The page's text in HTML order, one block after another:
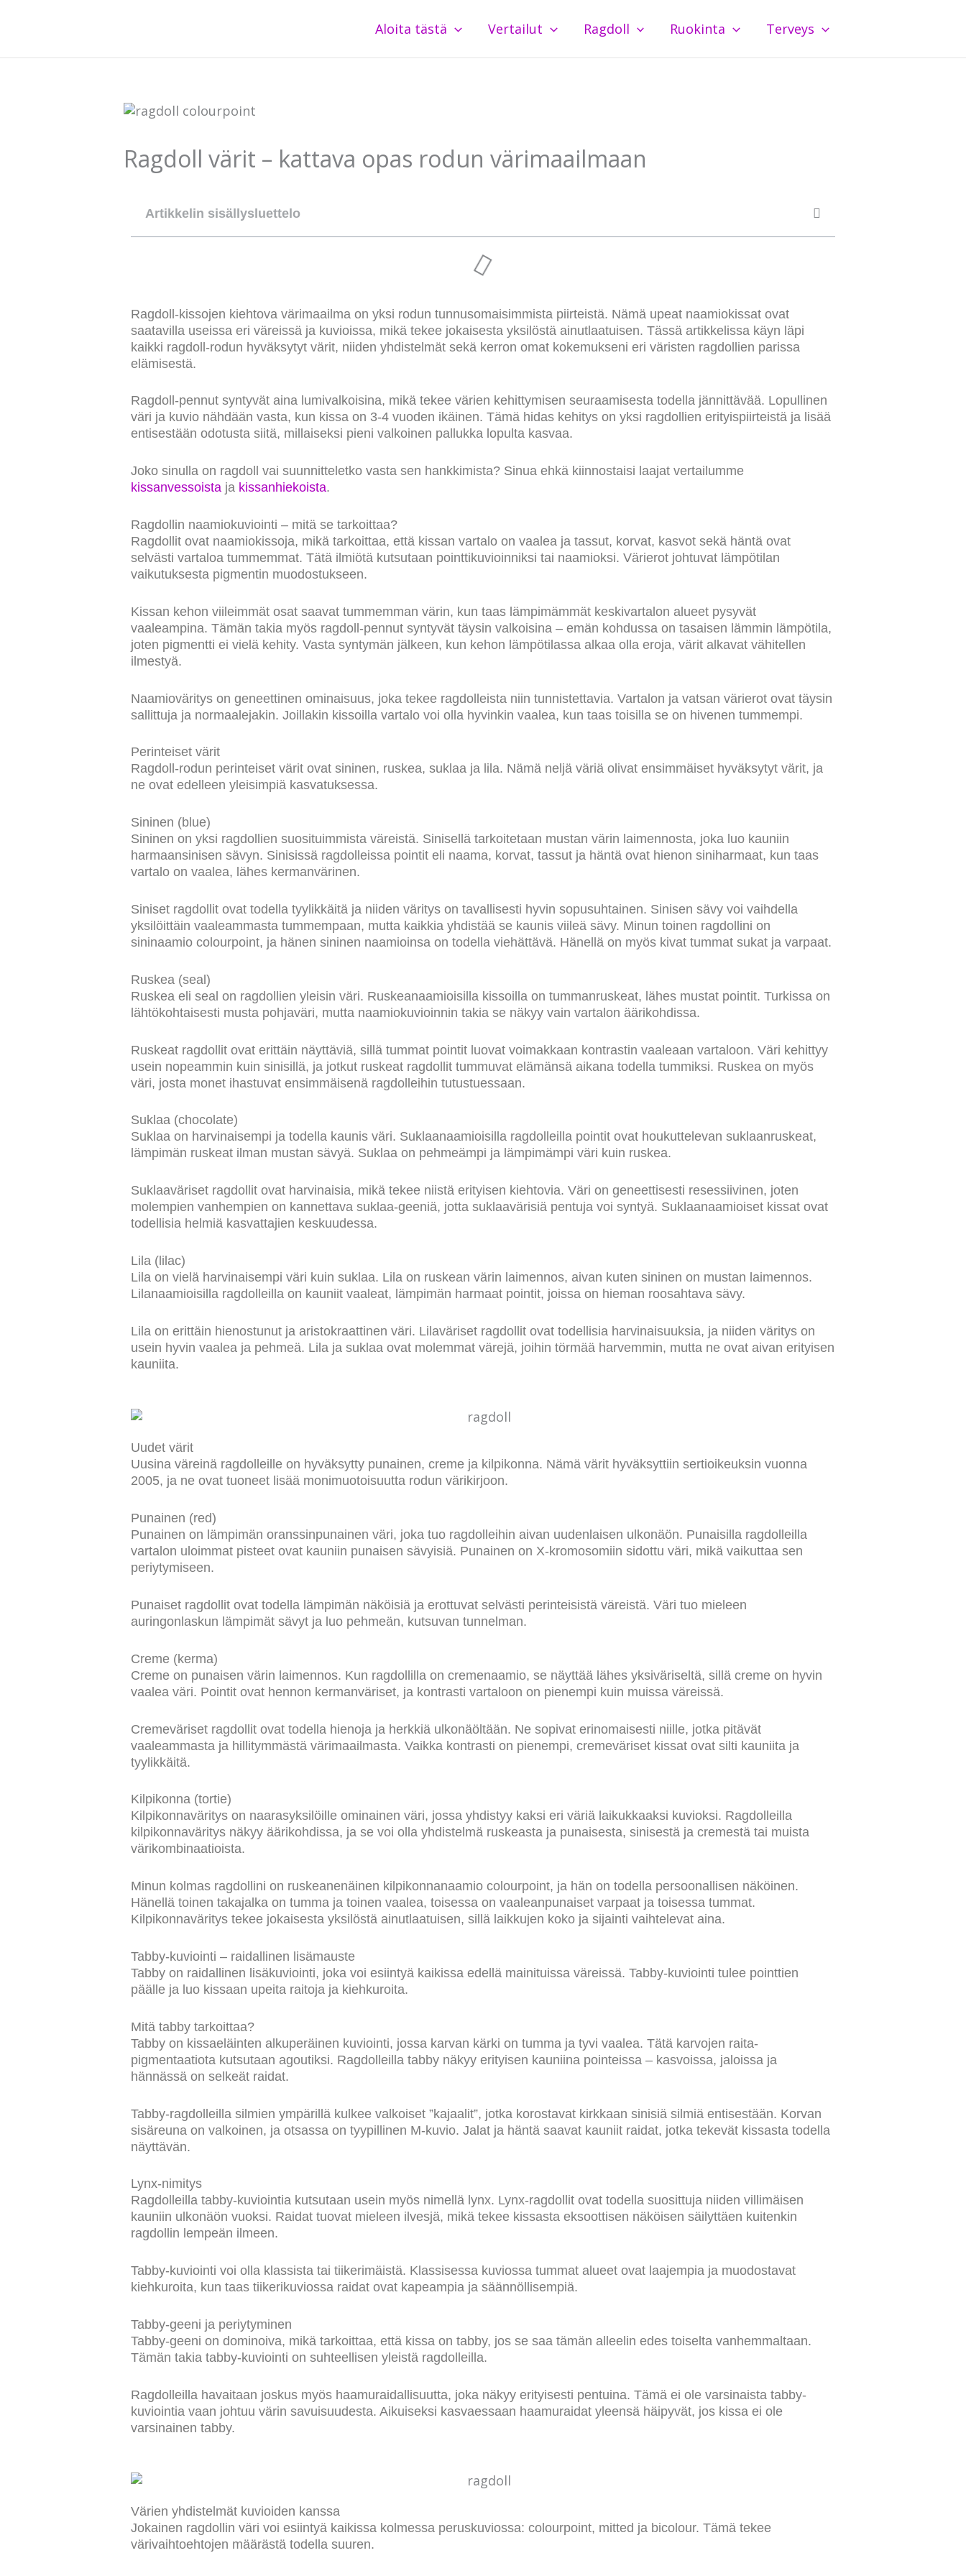
Aloita tästä Vertailut Ragdoll Ruokinta Terveys
Ragdoll värit – kattava opas rodun värimaailmaan
Artikkelin sisällysluettelo
Ragdoll-kissojen kiehtova värimaailma on yksi rodun tunnusomaisimmista piirteistä. Nämä upeat naamiokissat ovat
saatavilla useissa eri väreissä ja kuvioissa, mikä tekee jokaisesta yksilöstä ainutlaatuisen. Tässä artikkelissa käyn läpi
kaikki ragdoll-rodun hyväksytyt värit, niiden yhdistelmät sekä kerron omat kokemukseni eri väristen ragdollien parissa
elämisestä.
Ragdoll-pennut syntyvät aina lumivalkoisina, mikä tekee värien kehittymisen seuraamisesta todella jännittävää. Lopullinen
väri ja kuvio nähdään vasta, kun kissa on 3-4 vuoden ikäinen. Tämä hidas kehitys on yksi ragdollien erityispiirteistä ja lisää
entisestään odotusta siitä, millaiseksi pieni valkoinen pallukka lopulta kasvaa.
Joko sinulla on ragdoll vai suunnitteletko vasta sen hankkimista? Sinua ehkä kiinnostaisi laajat vertailumme
kissanvessoista ja kissanhiekoista.
Ragdollin naamiokuviointi – mitä se tarkoittaa?
Ragdollit ovat naamiokissoja, mikä tarkoittaa, että kissan vartalo on vaalea ja tassut, korvat, kasvot sekä häntä ovat
selvästi vartaloa tummemmat. Tätä ilmiötä kutsutaan pointtikuvioinniksi tai naamioksi. Värierot johtuvat lämpötilan
vaikutuksesta pigmentin muodostukseen.
Kissan kehon viileimmät osat saavat tummemman värin, kun taas lämpimämmät keskivartalon alueet pysyvät
vaaleampina. Tämän takia myös ragdoll-pennut syntyvät täysin valkoisina – emän kohdussa on tasaisen lämmin lämpötila,
joten pigmentti ei vielä kehity. Vasta syntymän jälkeen, kun kehon lämpötilassa alkaa olla eroja, värit alkavat vähitellen
ilmestyä.
Naamioväritys on geneettinen ominaisuus, joka tekee ragdolleista niin tunnistettavia. Vartalon ja vatsan värierot ovat täysin
sallittuja ja normaalejakin. Joillakin kissoilla vartalo voi olla hyvinkin vaalea, kun taas toisilla se on hivenen tummempi.
Perinteiset värit
Ragdoll-rodun perinteiset värit ovat sininen, ruskea, suklaa ja lila. Nämä neljä väriä olivat ensimmäiset hyväksytyt värit, ja
ne ovat edelleen yleisimpiä kasvatuksessa.
Sininen (blue)
Sininen on yksi ragdollien suosituimmista väreistä. Sinisellä tarkoitetaan mustan värin laimennosta, joka luo kauniin
harmaansinisen sävyn. Sinisissä ragdolleissa pointit eli naama, korvat, tassut ja häntä ovat hienon siniharmaat, kun taas
vartalo on vaalea, lähes kermanvärinen.
Siniset ragdollit ovat todella tyylikkäitä ja niiden väritys on tavallisesti hyvin sopusuhtainen. Sinisen sävy voi vaihdella
yksilöittäin vaaleammasta tummempaan, mutta kaikkia yhdistää se kaunis viileä sävy. Minun toinen ragdollini on
sininaamio colourpoint, ja hänen sininen naamioinsa on todella viehättävä. Hänellä on myös kivat tummat sukat ja varpaat.
Ruskea (seal)
Ruskea eli seal on ragdollien yleisin väri. Ruskeanaamioisilla kissoilla on tummanruskeat, lähes mustat pointit. Turkissa on
lähtökohtaisesti musta pohjaväri, mutta naamiokuvioinnin takia se näkyy vain vartalon äärikohdissa.
Ruskeat ragdollit ovat erittäin näyttäviä, sillä tummat pointit luovat voimakkaan kontrastin vaaleaan vartaloon. Väri kehittyy
usein nopeammin kuin sinisillä, ja jotkut ruskeat ragdollit tummuvat elämänsä aikana todella tummiksi. Ruskea on myös
väri, josta monet ihastuvat ensimmäisenä ragdolleihin tutustuessaan.
Suklaa (chocolate)
Suklaa on harvinaisempi ja todella kaunis väri. Suklaanaamioisilla ragdolleilla pointit ovat houkuttelevan suklaanruskeat,
lämpimän ruskeat ilman mustan sävyä. Suklaa on pehmeämpi ja lämpimämpi väri kuin ruskea.
Suklaaväriset ragdollit ovat harvinaisia, mikä tekee niistä erityisen kiehtovia. Väri on geneettisesti resessiivinen, joten
molempien vanhempien on kannettava suklaa-geeniä, jotta suklaavärisiä pentuja voi syntyä. Suklaanaamioiset kissat ovat
todellisia helmiä kasvattajien keskuudessa.
Lila (lilac)
Lila on vielä harvinaisempi väri kuin suklaa. Lila on ruskean värin laimennos, aivan kuten sininen on mustan laimennos.
Lilanaamioisilla ragdolleilla on kauniit vaaleat, lämpimän harmaat pointit, joissa on hieman roosahtava sävy.
Lila on erittäin hienostunut ja aristokraattinen väri. Lilaväriset ragdollit ovat todellisia harvinaisuuksia, ja niiden väritys on
usein hyvin vaalea ja pehmeä. Lila ja suklaa ovat molemmat värejä, joihin törmää harvemmin, mutta ne ovat aivan erityisen
kauniita.
Uudet värit
Uusina väreinä ragdolleille on hyväksytty punainen, creme ja kilpikonna. Nämä värit hyväksyttiin sertioikeuksin vuonna
2005, ja ne ovat tuoneet lisää monimuotoisuutta rodun värikirjoon.
Punainen (red)
Punainen on lämpimän oranssinpunainen väri, joka tuo ragdolleihin aivan uudenlaisen ulkonäön. Punaisilla ragdolleilla
vartalon uloimmat pisteet ovat kauniin punaisen sävyisiä. Punainen on X-kromosomiin sidottu väri, mikä vaikuttaa sen
periytymiseen.
Punaiset ragdollit ovat todella lämpimän näköisiä ja erottuvat selvästi perinteisistä väreistä. Väri tuo mieleen
auringonlaskun lämpimät sävyt ja luo pehmeän, kutsuvan tunnelman.
Creme (kerma)
Creme on punaisen värin laimennos. Kun ragdollilla on cremenaamio, se näyttää lähes yksiväriseltä, sillä creme on hyvin
vaalea väri. Pointit ovat hennon kermanväriset, ja kontrasti vartaloon on pienempi kuin muissa väreissä.
Cremeväriset ragdollit ovat todella hienoja ja herkkiä ulkonäöltään. Ne sopivat erinomaisesti niille, jotka pitävät
vaaleammasta ja hillitymmästä värimaailmasta. Vaikka kontrasti on pienempi, cremeväriset kissat ovat silti kauniita ja
tyylikkäitä.
Kilpikonna (tortie)
Kilpikonnaväritys on naarasyksilöille ominainen väri, jossa yhdistyy kaksi eri väriä laikukkaaksi kuvioksi. Ragdolleilla
kilpikonnaväritys näkyy äärikohdissa, ja se voi olla yhdistelmä ruskeasta ja punaisesta, sinisestä ja cremestä tai muista
värikombinaatioista.
Minun kolmas ragdollini on ruskeanenäinen kilpikonnanaamio colourpoint, ja hän on todella persoonallisen näköinen.
Hänellä toinen takajalka on tumma ja toinen vaalea, toisessa on vaaleanpunaiset varpaat ja toisessa tummat.
Kilpikonnaväritys tekee jokaisesta yksilöstä ainutlaatuisen, sillä laikkujen koko ja sijainti vaihtelevat aina.
Tabby-kuviointi – raidallinen lisämauste
Tabby on raidallinen lisäkuviointi, joka voi esiintyä kaikissa edellä mainituissa väreissä. Tabby-kuviointi tulee pointtien
päälle ja luo kissaan upeita raitoja ja kiehkuroita.
Mitä tabby tarkoittaa?
Tabby on kissaeläinten alkuperäinen kuviointi, jossa karvan kärki on tumma ja tyvi vaalea. Tätä karvojen raita-
pigmentaatiota kutsutaan agoutiksi. Ragdolleilla tabby näkyy erityisen kauniina pointeissa – kasvoissa, jaloissa ja
hännässä on selkeät raidat.
Tabby-ragdolleilla silmien ympärillä kulkee valkoiset ”kajaalit”, jotka korostavat kirkkaan sinisiä silmiä entisestään. Korvan
sisäreuna on valkoinen, ja otsassa on tyypillinen M-kuvio. Jalat ja häntä saavat kauniit raidat, jotka tekevät kissasta todella
näyttävän.
Lynx-nimitys
Ragdolleilla tabby-kuviointia kutsutaan usein myös nimellä lynx. Lynx-ragdollit ovat todella suosittuja niiden villimäisen
kauniin ulkonäön vuoksi. Raidat tuovat mieleen ilvesjä, mikä tekee kissasta eksoottisen näköisen säilyttäen kuitenkin
ragdollin lempeän ilmeen.
Tabby-kuviointi voi olla klassista tai tiikerimäistä. Klassisessa kuviossa tummat alueet ovat laajempia ja muodostavat
kiehkuroita, kun taas tiikerikuviossa raidat ovat kapeampia ja säännöllisempiä.
Tabby-geeni ja periytyminen
Tabby-geeni on dominoiva, mikä tarkoittaa, että kissa on tabby, jos se saa tämän alleelin edes toiselta vanhemmaltaan.
Tämän takia tabby-kuviointi on suhteellisen yleistä ragdolleilla.
Ragdolleilla havaitaan joskus myös haamuraidallisuutta, joka näkyy erityisesti pentuina. Tämä ei ole varsinaista tabby-
kuviointia vaan johtuu värin savuisuudesta. Aikuiseksi kasvaessaan haamuraidat yleensä häipyvät, jos kissa ei ole
varsinainen tabby.
Värien yhdistelmät kuvioiden kanssa
Jokainen ragdollin väri voi esiintyä kaikissa kolmessa peruskuviossa: colourpoint, mitted ja bicolour. Tämä tekee
värivaihtoehtojen määrästä todella suuren.